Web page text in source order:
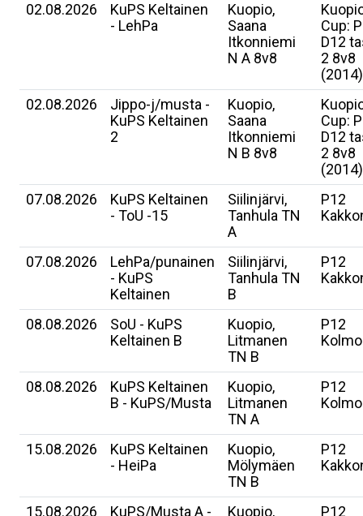
02.08.2026
KuPS Keltainen
- LehPa
Kuopio,
Saana
Itkonniemi
N A 8v8
Cup:
D12
2 8v8
(2014)
02.08.2026
Jippo-j/musta -
KuPS Keltainen
2
Kuopio,
Saana
Itkonniemi
N B 8v8
Cup:
D12
2 8v8
(2014)
07.08.2026
KuPS Keltainen
- ToU -15
Siilinjärvi,
Tanhula TN
A
P12
07.08.2026
LehPa/punainen
- KuPS
Keltainen
Siilinjärvi,
Tanhula TN
B
P12
08.08.2026
SoU - KuPS
Keltainen B
Kuopio,
Litmanen
TN B
P12
08.08.2026
KuPS Keltainen
B - KuPS/Musta
Kuopio,
Litmanen
TN A
P12
15.08.2026
KuPS Keltainen
- HeiPa
Kuopio,
Mölymäen
TN B
P12
15.08.2026 KuPS/Musta A - Kuopio, P12